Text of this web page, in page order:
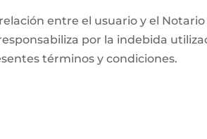
entre el usuario y el
por la indebida
términos y condiciones.